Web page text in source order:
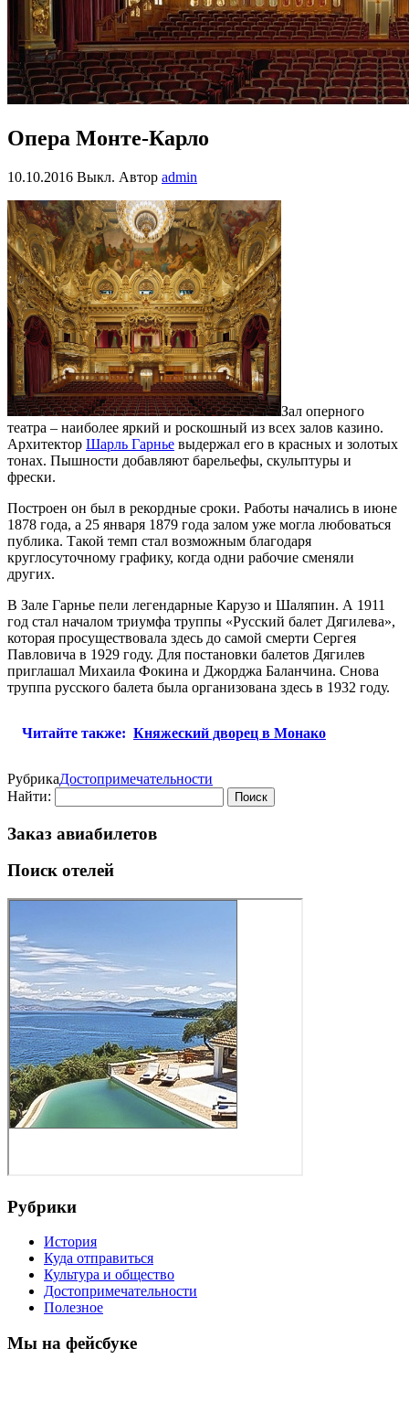
Опера Монте-Карло
10.10.2016 Выкл. Автор admin
Зал оперного
театра – наиболее яркий и роскошный из всех залов казино.
Архитектор Шарль Гарнье выдержал его в красных и золотых
тонах. Пышности добавляют барельефы, скульптуры и
фрески.
Построен он был в рекордные сроки. Работы начались в июне
1878 года, а 25 января 1879 года залом уже могла любоваться
публика. Такой темп стал возможным благодаря
круглосуточному графику, когда одни рабочие сменяли
других.
В Зале Гарнье пели легендарные Карузо и Шаляпин. А 1911
год стал началом триумфа труппы «Русский балет Дягилева»,
которая просуществовала здесь до самой смерти Сергея
Павловича в 1929 году. Для постановки балетов Дягилев
приглашал Михаила Фокина и Джорджа Баланчина. Снова
труппа русского балета была организована здесь в 1932 году.
Читайте также: Княжеский дворец в Монако
РубрикаДостопримечательности
Найти:
Заказ авиабилетов
Поиск отелей
Рубрики
История
Куда отправиться
Культура и общество
Достопримечательности
Полезное
Мы на фейсбуке